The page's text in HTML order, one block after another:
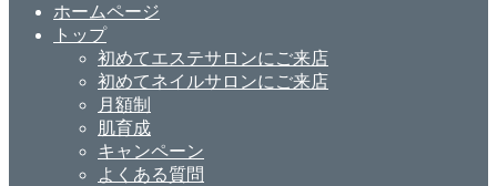
ホームページ
トップ
初めてエステサロンにご来店
初めてネイルサロンにご来店
月額制
肌育成
キャンペーン
よくある質問